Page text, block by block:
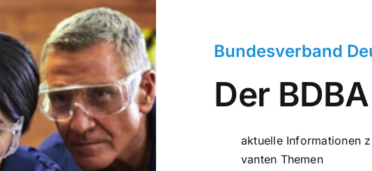
Bun­des­ver­band
Der
aktuelle Infor­ma­tio­nen
van­ten Themen